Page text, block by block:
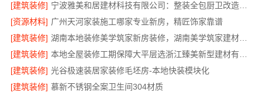
[建筑装修]
宁波雅美和居建材科技有限公司：整装全包厨卫改造设计
[资源材料] 广州天河家装施工哪家专业新房，精匠饰家靠谱
[建筑装修]
湖南本地装修美学筑家新房装修，湖南美学筑家建材打造理想新居
[建筑装修]
[建筑装修] 光谷极速装居家装修毛坯房-本地快装模块化
[建筑装修] 慕新不锈钢全案卫生间304材质